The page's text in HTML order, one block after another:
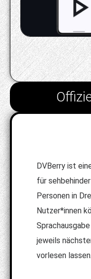
DVBerry ist
für
Personen in
Nutzer*innen
jeweils
vorlesen lassen.